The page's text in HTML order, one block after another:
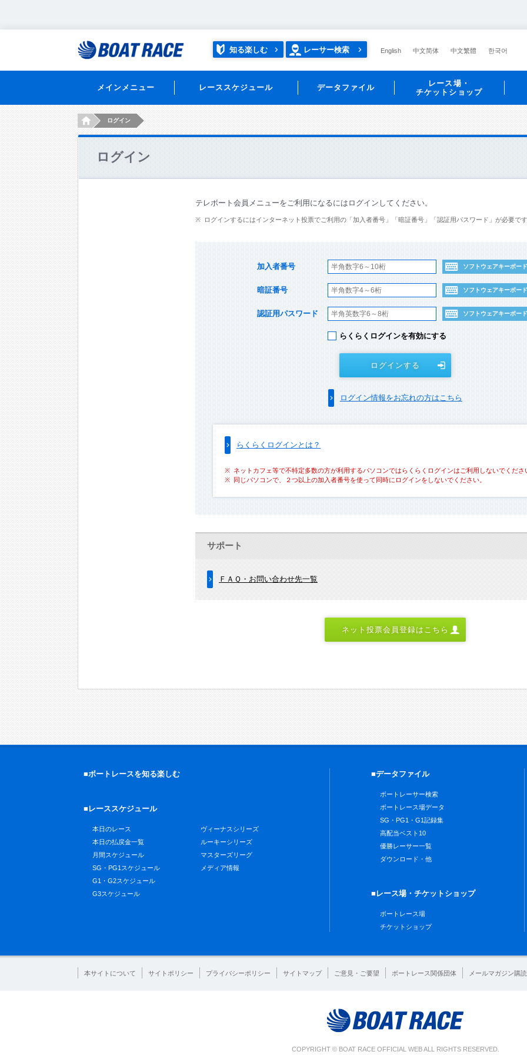
知る楽しむ レーサー検索 English 中文简体 中文繁體 한국어
メインメニュー レーススケジュール データファイル
レース場・
チケットショップ
HOMEログイン
ログイン
テレボート会員メニューをご利用になるにはログインしてください。
ログインするにはインターネット投票でご利用の「加入者番号」「暗証番号」「認証用パスワード」が必要です
加入者番号 ソフトウェアキーボード
暗証番号 ソフトウェアキーボード
認証用パスワード ソフトウェアキーボード
らくらくログインを有効にする
ログインする
ログイン情報をお忘れの方はこちら
らくらくログインとは？
ネットカフェ等で不特定多数の方が利用するパソコンではらくらくログインはご利用しないでくださ
同じパソコンで、２つ以上の加入者番号を使って同時にログインをしないでください。
サポート
ＦＡＱ・お問い合わせ先一覧
ネット投票会員登録はこちら
■ボートレースを知る楽しむ
■レーススケジュール
本日のレース
本日の払戻金一覧
月間スケジュール
SG・PG1スケジュール
G1・G2スケジュール
G3スケジュール
ヴィーナスシリーズ
ルーキーシリーズ
マスターズリーグ
メディア情報
■データファイル
ボートレーサー検索
ボートレース場データ
SG・PG1・G1記録集
高配当ベスト10
優勝レーサー一覧
ダウンロード・他
■レース場・チケットショップ
ボートレース場
チケットショップ
本サイトについて サイトポリシー プライバシーポリシー サイトマップ ご意見・ご要望 ボートレース関係団体 メールマガジン購読
COPYRIGHT © BOAT RACE OFFICIAL WEB ALL RIGHTS RESERVED.